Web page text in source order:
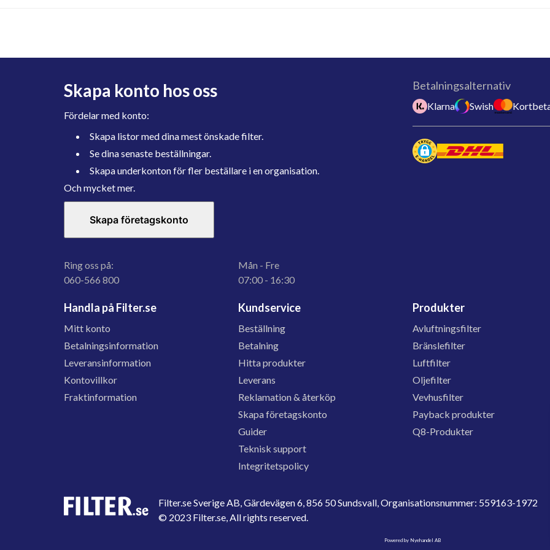
Skapa konto hos oss
Fördelar med konto:
Skapa listor med dina mest önskade filter.
Se dina senaste beställningar.
Skapa underkonton för fler beställare i en organisation.
Och mycket mer.
Skapa företagskonto
Ring oss på:
060-566 800
Mån - Fre
07:00 - 16:30
Betalningsalternativ
Klarna Swish
Handla på Filter.se
Mitt konto
Betalningsinformation
Leveransinformation
Kontovillkor
Fraktinformation
Kundservice
Beställning
Betalning
Hitta produkter
Leverans
Reklamation & återköp
Skapa företagskonto
Guider
Teknisk support
Integritetspolicy
Produkter
Avluftningsfilter
Bränslefilter
Luftfilter
Oljefilter
Vevhusfilter
Payback produkter
Q8-Produkter
Filter.se Sverige AB, Gärdevägen 6, 856 50 Sundsvall, Organisationsnummer: 559163-1972
© 2023 Filter.se, All rights reserved.
Powered by Nyehandel AB